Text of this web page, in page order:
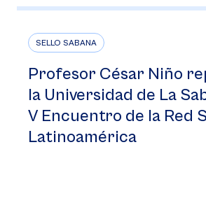
SELLO SABANA
Profesor César Niño
la Universidad de La
V Encuentro de la Red
Latinoamérica